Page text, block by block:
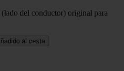
del conductor) original para
al cesta